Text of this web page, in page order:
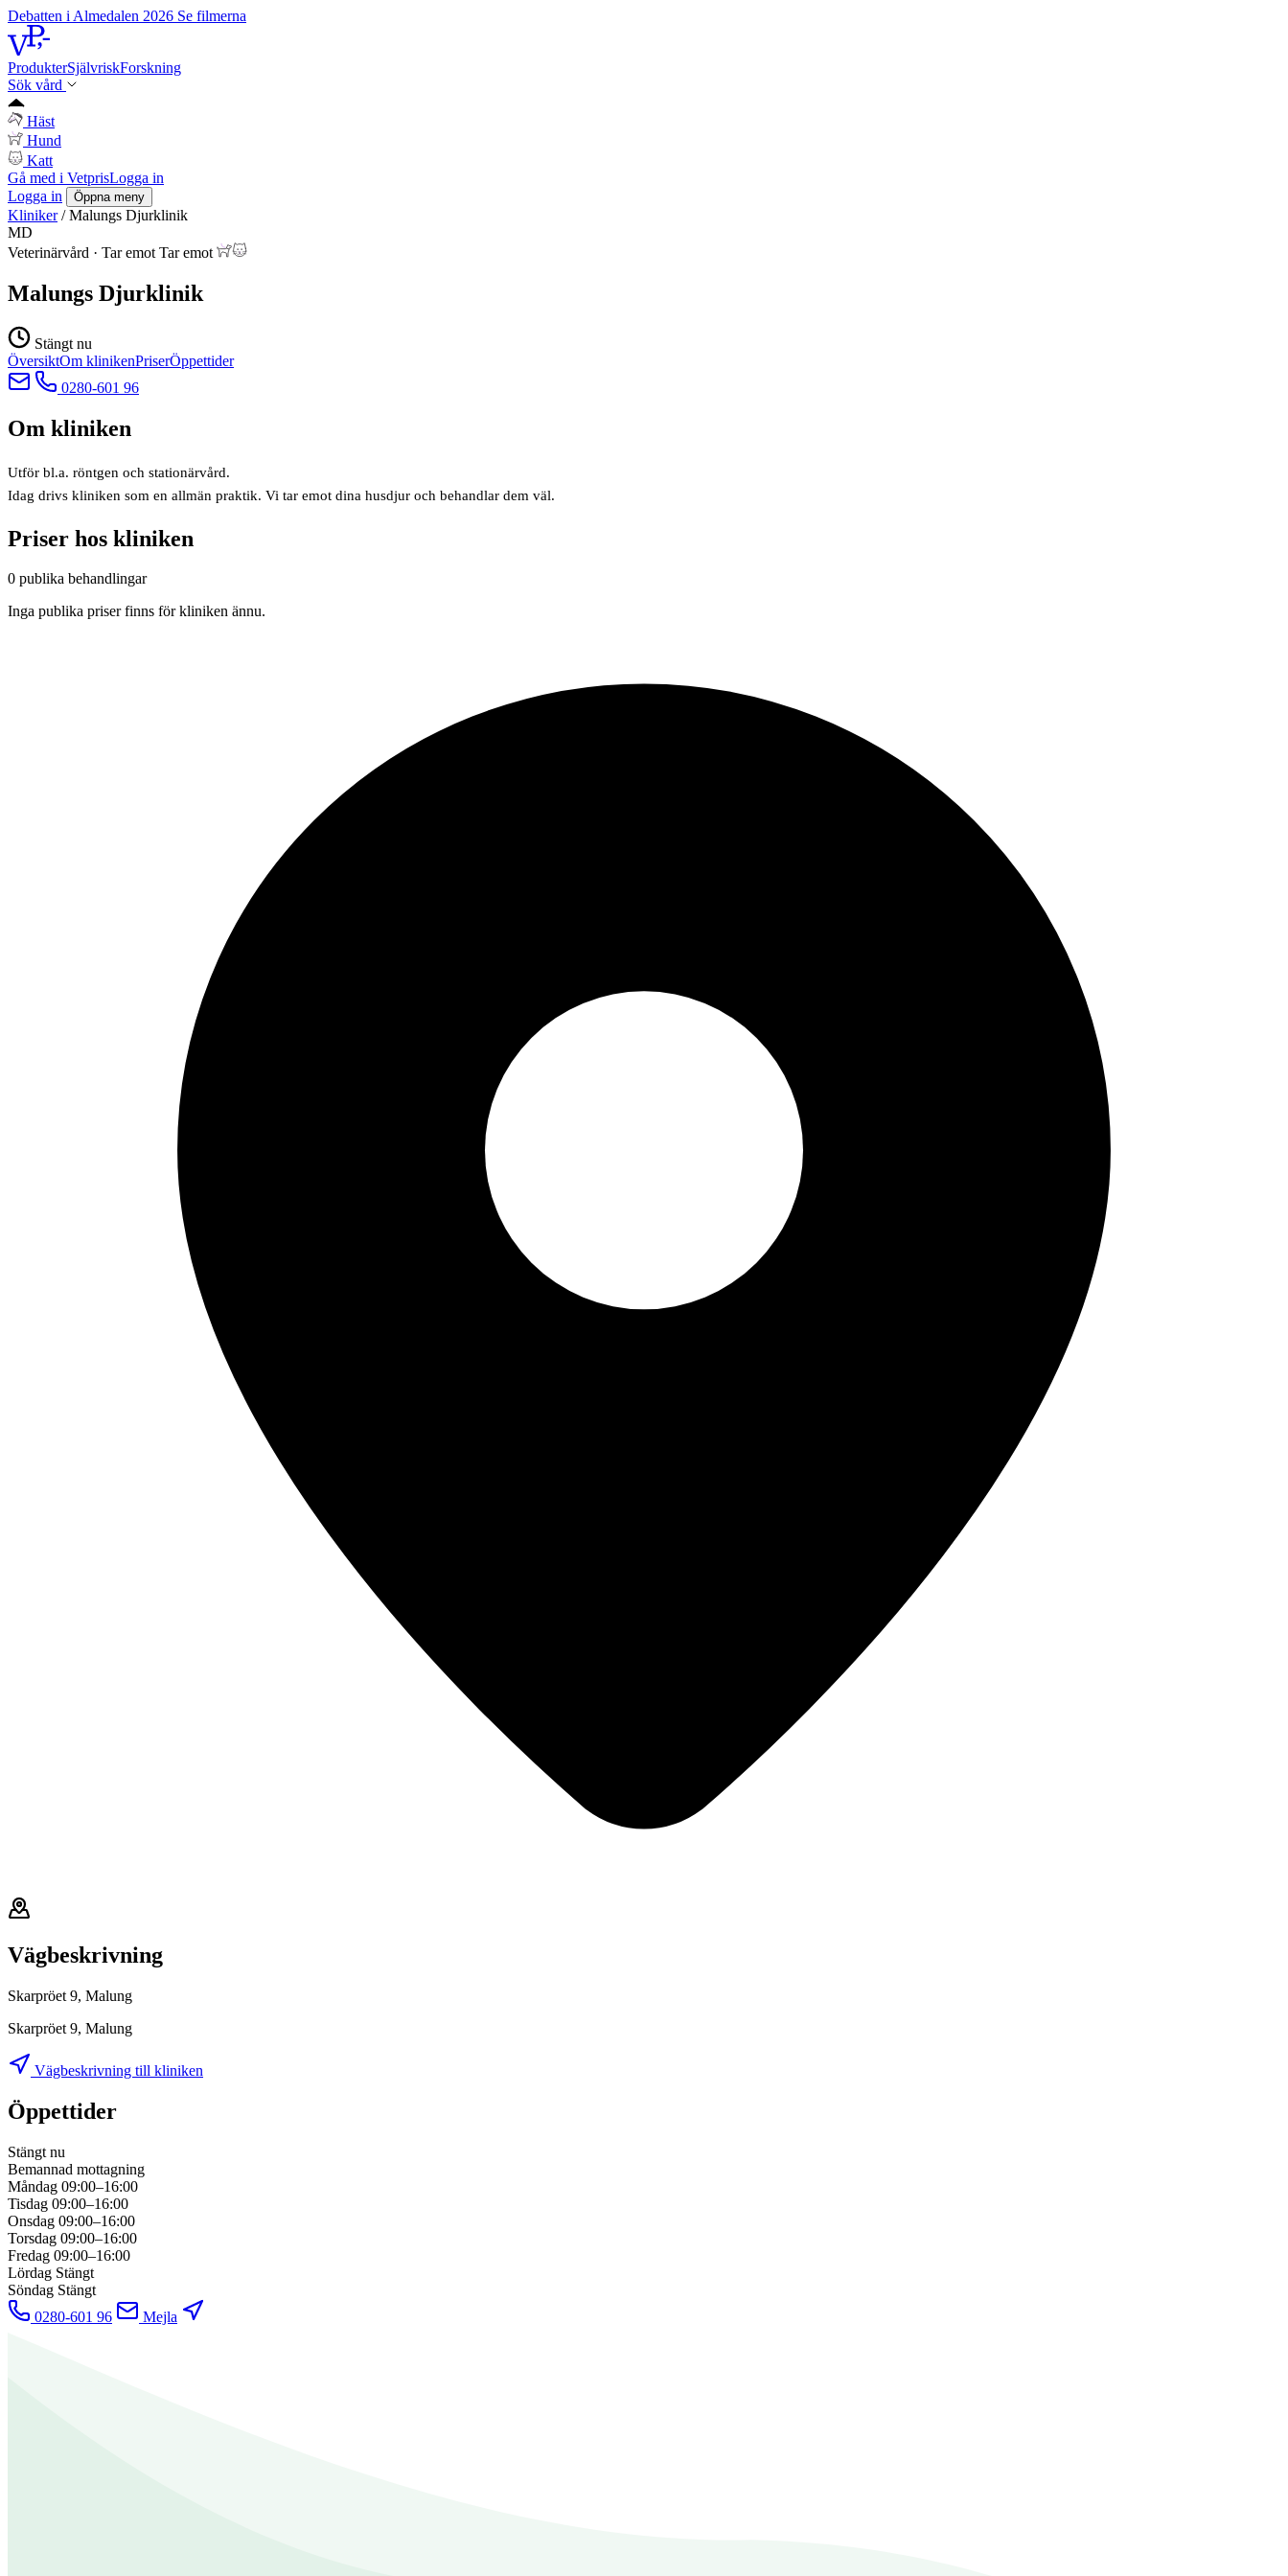
Debatten i Almedalen 2026 Se filmerna
ProdukterSjälvriskForskning
Sök vård
Häst
Hund
Katt
Gå med i VetprisLogga in
Logga in
Öppna meny
Kliniker / Malungs Djurklinik
MD
Veterinärvård · Tar emot Tar emot
Malungs Djurklinik
Stängt nu
ÖversiktOm klinikenPriserÖppettider
0280-601 96
Om kliniken
Utför bl.a. röntgen och stationärvård.
Idag drivs kliniken som en allmän praktik. Vi tar emot dina husdjur och behandlar dem väl.
Priser hos kliniken
0 publika behandlingar
Inga publika priser finns för kliniken ännu.
Vägbeskrivning
Skarpröet 9, Malung
Skarpröet 9, Malung
Vägbeskrivning till kliniken
Öppettider
Stängt nu
Bemannad mottagning
Måndag 09:00–16:00
Tisdag 09:00–16:00
Onsdag 09:00–16:00
Torsdag 09:00–16:00
Fredag 09:00–16:00
Lördag Stängt
Söndag Stängt
0280-601 96
Mejla